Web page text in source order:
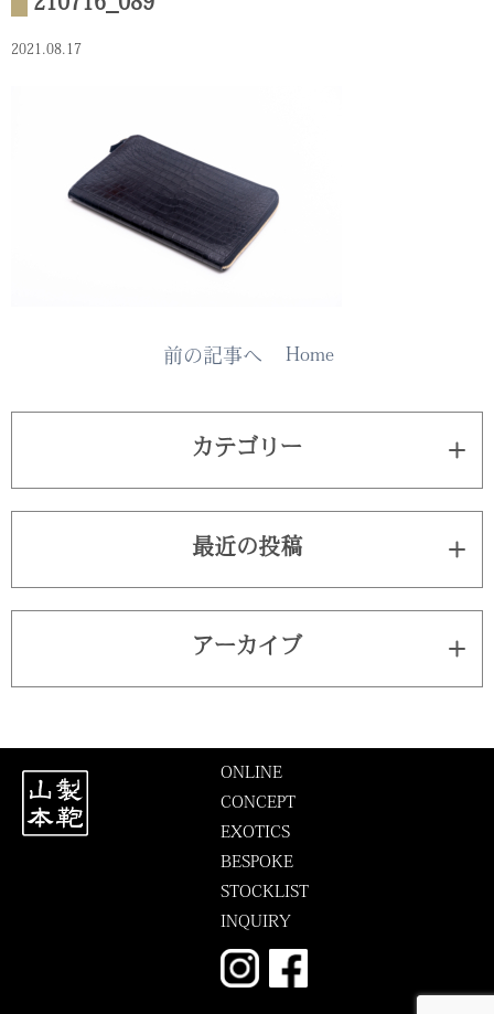
2021.08.17
前の記事へ Home
カテゴリー
最近の投稿
アーカイブ
ONLINE
CONCEPT
EXOTICS
BESPOKE
STOCKLIST
INQUIRY